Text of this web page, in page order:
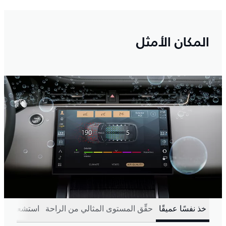
المكان الأمثل
خذ نفسًا عميقًا حقِّق المستوى المثالي من الراحة استشعر كل